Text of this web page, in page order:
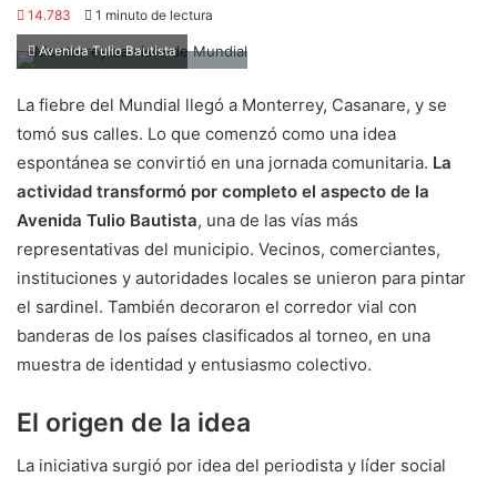
14.783 1 minuto de lectura
Avenida Tulio Bautista
La fiebre del Mundial llegó a Monterrey, Casanare, y se
tomó sus calles. Lo que comenzó como una idea
espontánea se convirtió en una jornada comunitaria. La
actividad transformó por completo el aspecto de la
Avenida Tulio Bautista, una de las vías más
representativas del municipio. Vecinos, comerciantes,
instituciones y autoridades locales se unieron para pintar
el sardinel. También decoraron el corredor vial con
banderas de los países clasificados al torneo, en una
muestra de identidad y entusiasmo colectivo.
El origen de la idea
La iniciativa surgió por idea del periodista y líder social